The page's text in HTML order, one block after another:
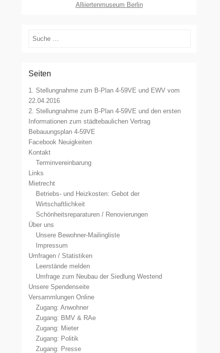
Alliiertenmuseum Berlin
Suchen
Seiten
1. Stellungnahme zum B-Plan 4-59VE und EWV vom
22.04.2016
2. Stellungnahme zum B-Plan 4-59VE und den ersten
Informationen zum städtebaulichen Vertrag
Bebauungsplan 4-59VE
Facebook Neuigkeiten
Kontakt
Terminvereinbarung
Links
Mietrecht
Betriebs- und Heizkosten: Gebot der
Wirtschaftlichkeit
Schönheitsreparaturen / Renovierungen
Über uns
Unsere Bewohner-Mailingliste
Impressum
Umfragen / Statistiken
Leerstände melden
Umfrage zum Neubau der Siedlung Westend
Unsere Spendenseite
Versammlungen Online
Zugang: Anwohner
Zugang: BMV & RAe
Zugang: Mieter
Zugang: Politik
Zugang: Presse